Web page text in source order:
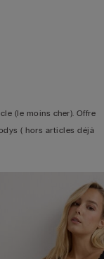
(le moins cher). Offre
( hors articles déjà